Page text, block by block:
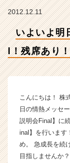
2012.12.11
いよいよ明
l！残席あり！
こんにちは！ 株
日の情熱メッセ
説明会Final】に
inal】を行います
め。 急成長を続
目指しませんか